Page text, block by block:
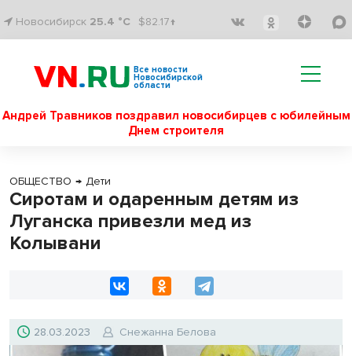
Новосибирск 25.4 °C $82.17↑
Все новости
Новосибирской
области
Андрей Травников поздравил новосибирцев с юбилейным
Днем строителя
ОБЩЕСТВО → Дети
Сиротам и одаренным детям из
Луганска привезли мед из
Колывани
28.03.2023 Снежанна Белова